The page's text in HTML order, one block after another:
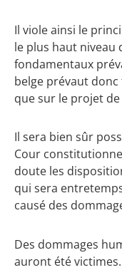
Il viole ainsi le
le plus haut
fondamentaux
belge prévaut
que sur le projet
Il sera bien sûr
Cour
doute les
qui sera
causé des
Des dommages
auront été victimes.